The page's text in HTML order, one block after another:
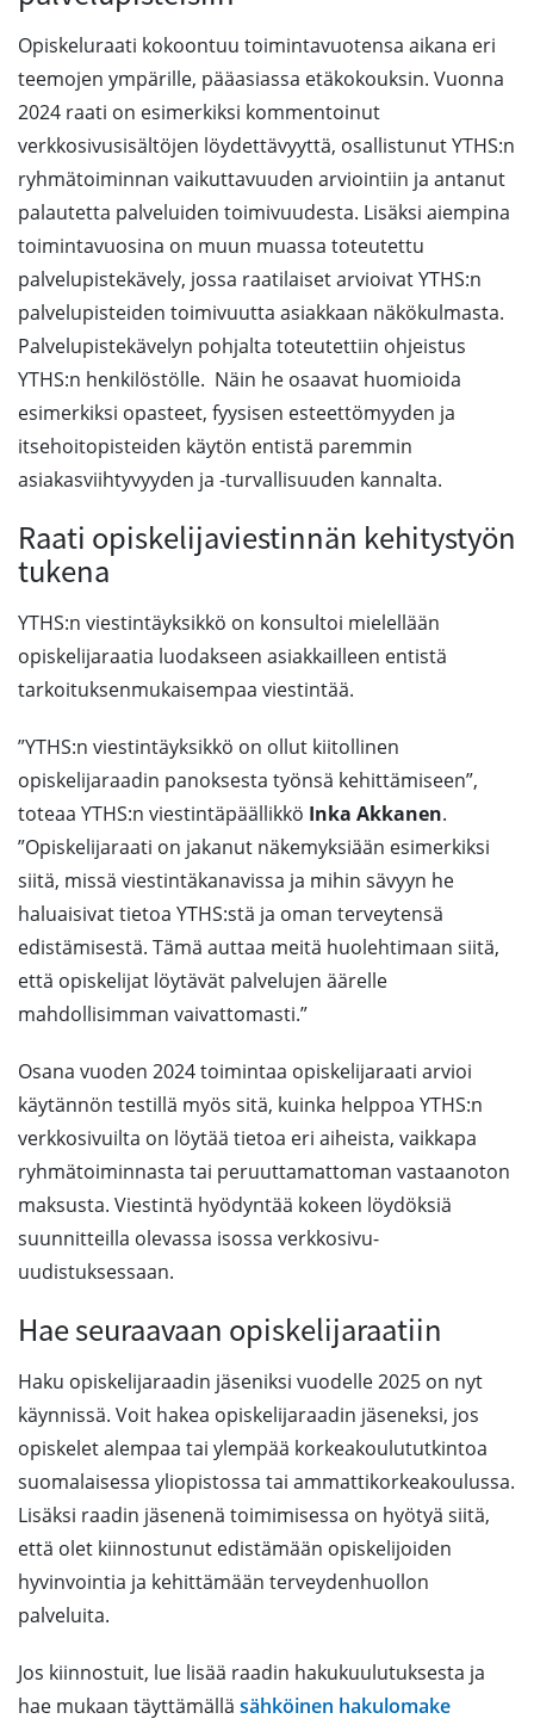
Opiskeluraati kokoontuu toimintavuotensa aikana eri
teemojen ympärille, pääasiassa etäkokouksin. Vuonna
2024 raati on esimerkiksi kommentoinut
verkkosivusisältöjen löydettävyyttä, osallistunut YTHS:n
ryhmätoiminnan vaikuttavuuden arviointiin ja antanut
palautetta palveluiden toimivuudesta. Lisäksi aiempina
toimintavuosina on muun muassa toteutettu
palvelupistekävely, jossa raatilaiset arvioivat YTHS:n
palvelupisteiden toimivuutta asiakkaan näkökulmasta.
Palvelupistekävelyn pohjalta toteutettiin ohjeistus
YTHS:n henkilöstölle. Näin he osaavat huomioida
esimerkiksi opasteet, fyysisen esteettömyyden ja
itsehoitopisteiden käytön entistä paremmin
asiakasviihtyvyyden ja -turvallisuuden kannalta.
Raati opiskelijaviestinnän kehitystyön
tukena
YTHS:n viestintäyksikkö on konsultoi mielellään
opiskelijaraatia luodakseen asiakkailleen entistä
tarkoituksenmukaisempaa viestintää.
”YTHS:n viestintäyksikkö on ollut kiitollinen
opiskelijaraadin panoksesta työnsä kehittämiseen”,
toteaa YTHS:n viestintäpäällikkö Inka Akkanen.
”Opiskelijaraati on jakanut näkemyksiään esimerkiksi
siitä, missä viestintäkanavissa ja mihin sävyyn he
haluaisivat tietoa YTHS:stä ja oman terveytensä
edistämisestä. Tämä auttaa meitä huolehtimaan siitä,
että opiskelijat löytävät palvelujen äärelle
mahdollisimman vaivattomasti.”
Osana vuoden 2024 toimintaa opiskelijaraati arvioi
käytännön testillä myös sitä, kuinka helppoa YTHS:n
verkkosivuilta on löytää tietoa eri aiheista, vaikkapa
ryhmätoiminnasta tai peruuttamattoman vastaanoton
maksusta. Viestintä hyödyntää kokeen löydöksiä
suunnitteilla olevassa isossa verkkosivu-
uudistuksessaan.
Hae seuraavaan opiskelijaraatiin
Haku opiskelijaraadin jäseniksi vuodelle 2025 on nyt
käynnissä. Voit hakea opiskelijaraadin jäseneksi, jos
opiskelet alempaa tai ylempää korkeakoulututkintoa
suomalaisessa yliopistossa tai ammattikorkeakoulussa.
Lisäksi raadin jäsenenä toimimisessa on hyötyä siitä,
että olet kiinnostunut edistämään opiskelijoiden
hyvinvointia ja kehittämään terveydenhuollon
palveluita.
Jos kiinnostuit, lue lisää raadin hakukuulutuksesta ja
hae mukaan täyttämällä sähköinen hakulomake